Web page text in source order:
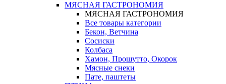
МЯСНАЯ ГАСТРОНОМИЯ
МЯСНАЯ ГАСТРОНОМИЯ
Все товары категории
Бекон, Ветчина
Сосиски
Колбаса
Хамон, Прошутто, Окорок
Мясные снеки
Пате, паштеты